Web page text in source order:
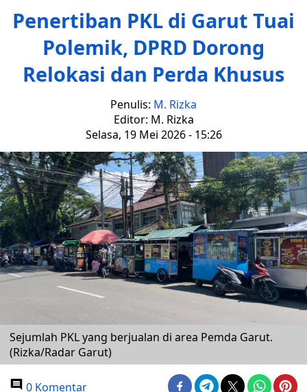
Penertiban PKL di Garut Tuai
Polemik, DPRD Dorong
Relokasi dan Perda Khusus
Penulis: M. Rizka
Editor: M. Rizka
Selasa, 19 Mei 2026 - 15:26
Sejumlah PKL yang berjualan di area Pemda Garut.
(Rizka/Radar Garut)
0 Komentar